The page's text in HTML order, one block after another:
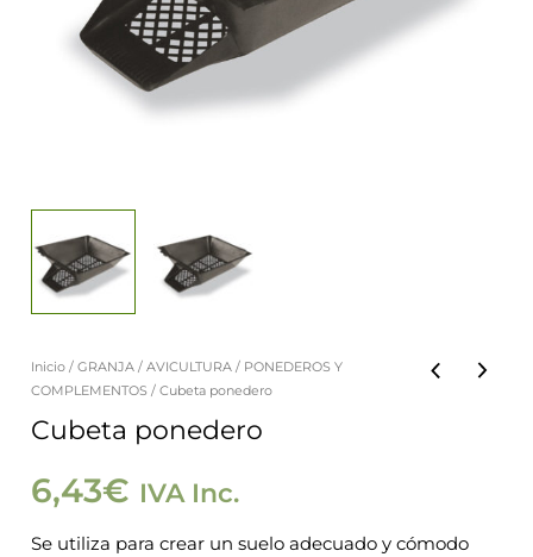
Inicio /GRANJA /AVICULTURA / PONEDEROS Y
COMPLEMENTOS / Cubeta ponedero
Cubeta ponedero
6,43€ IVA Inc.
Se utiliza para crear un suelo adecuado y cómodo
Cubeta
cantidad